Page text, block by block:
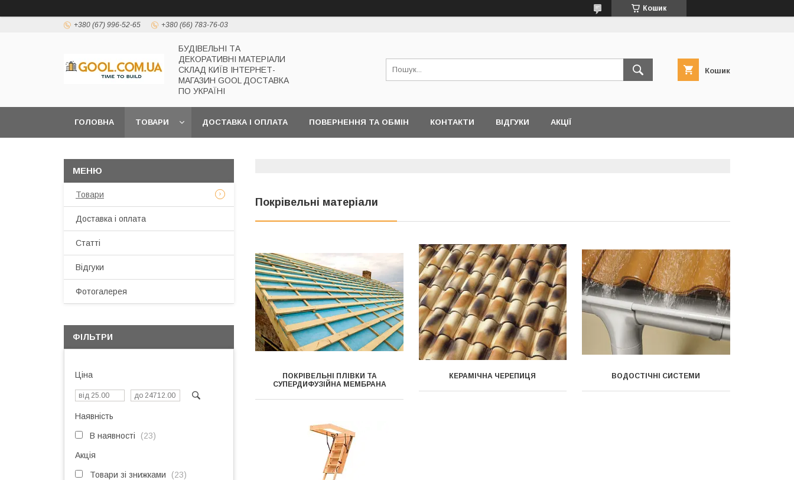
Кошик
+380 (67) 996-52-65 +380 (66) 783-76-03
БУДІВЕЛЬНІ ТА
ДЕКОРАТИВНІ МАТЕРІАЛИ
СКЛАД КИЇВ ІНТЕРНЕТ-
МАГАЗИН GOOL ДОСТАВКА
ПО УКРАЇНІ
Кошик
ГОЛОВНА ТОВАРИ ДОСТАВКА І ОПЛАТА ПОВЕРНЕННЯ ТА ОБМІН КОНТАКТИ ВІДГУКИ АКЦІЇ
Покрівельні матеріали
ПОКРІВЕЛЬНІ ПЛІВКИ ТА
СУПЕРДИФУЗІЙНА МЕМБРАНА
КЕРАМІЧНА ЧЕРЕПИЦЯ ВОДОСТІЧНІ СИСТЕМИ
Товари
Доставка і оплата
Статті
Відгуки
Фотогалерея
ФІЛЬТРИ
Ціна
Наявність
В наявності 23
Акція
Товари зі знижками 23